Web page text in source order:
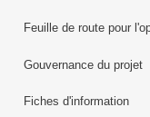
Feuille de route pour
Gouvernance du projet
Fiches d'information